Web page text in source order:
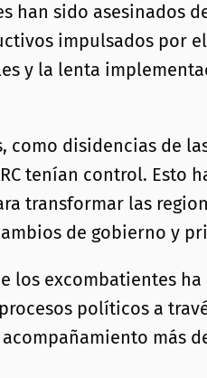
han sido asesinados
impulsados por
y la lenta
disidencias de
tenían control. Esto
transformar las
de gobierno y
los excombatientes
políticos a